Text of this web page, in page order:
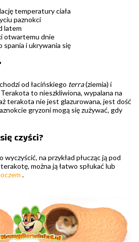
temperatury ciała
paznokci
latem
otwartemu dnie
spania i ukrywania się
od łacińskiego terra(ziemia) i
to nieszkliwiona, wypalana na
terakota nie jest glazurowana, jest dość
gryzoni mogą się zużywać, gdy
czyści?
wyczyścić, na przykład płucząc ją pod
można ją łatwo spłukać lub
.